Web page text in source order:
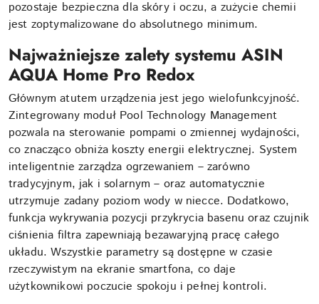
pozostaje bezpieczna dla skóry i oczu, a zużycie chemii
jest zoptymalizowane do absolutnego minimum.
Najważniejsze zalety systemu ASIN
AQUA Home Pro Redox
Głównym atutem urządzenia jest jego wielofunkcyjność.
Zintegrowany moduł Pool Technology Management
pozwala na sterowanie pompami o zmiennej wydajności,
co znacząco obniża koszty energii elektrycznej. System
inteligentnie zarządza ogrzewaniem – zarówno
tradycyjnym, jak i solarnym – oraz automatycznie
utrzymuje zadany poziom wody w niecce. Dodatkowo,
funkcja wykrywania pozycji przykrycia basenu oraz czujnik
ciśnienia filtra zapewniają bezawaryjną pracę całego
układu. Wszystkie parametry są dostępne w czasie
rzeczywistym na ekranie smartfona, co daje
użytkownikowi poczucie spokoju i pełnej kontroli.